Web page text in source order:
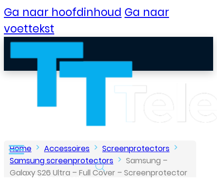
Ga naar hoofdinhoud Ga naar
voettekst
B2B Portaal
Home Accessoires
Screenprotectors
Samsung screenprotectors
Samsung –
Galaxy S26 Ultra – Full Cover – Screenprotector